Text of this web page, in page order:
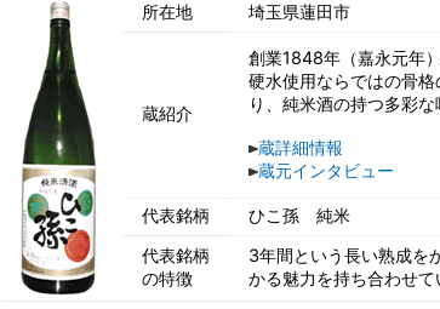
所在地 埼玉県蓮田市
蔵紹介
創業1848年（嘉永元年
硬水使用ならではの骨
り、純米酒の持つ多彩
蔵詳細情報
蔵元インタビュー
代表銘柄
ひこ孫 純米
代表銘柄
の特徴
3年間という長い熟成を
かる魅力を持ち合わせて